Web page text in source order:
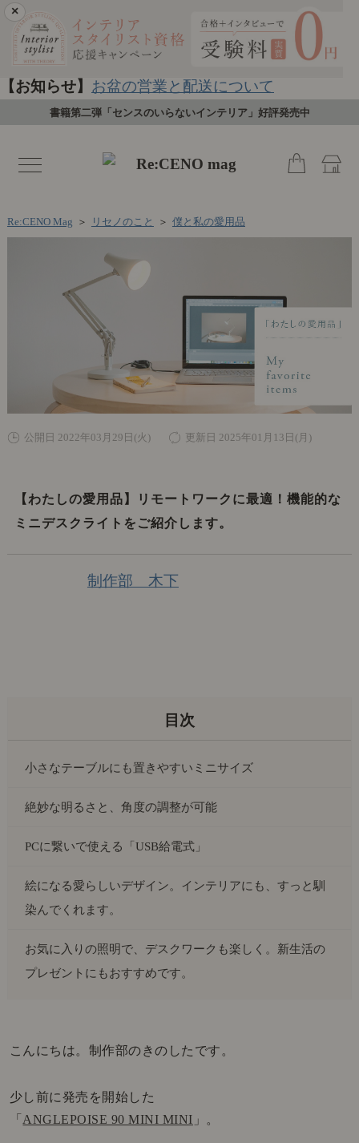
×
【お知らせ】 お盆の営業と配送について
書籍第二弾「センスのいらないインテリア」好評発売中
toggle
navigation
Re:CENO Mag ＞ リセノのこと ＞ 僕と私の愛用品
公開日 2022年03月29日(火) 更新日 2025年01月13日(月)
【わたしの愛用品】リモートワークに最適！機能的な
ミニデスクライトをご紹介します。
制作部 木下
こんにちは。制作部のきのしたです。
少し前に発売を開始した
「 ANGLEPOISE 90 MINI MINI 」。
小さなテーブルにも置きやすいミニサイズ
絶妙な明るさと、角度の調整が可能
PCに繋いで使える「USB給電式」
絵になる愛らしいデザイン。インテリアにも、すっと馴
染んでくれます。
お気に入りの照明で、デスクワークも楽しく。新生活の
プレゼントにもおすすめです。